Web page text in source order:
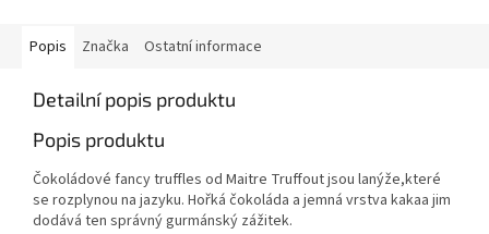
Popis Značka Ostatní informace
Detailní popis produktu
Popis produktu
Čokoládové fancy truffles od Maitre Truffout jsou lanýže,které
se rozplynou na jazyku. Hořká čokoláda a jemná vrstva kakaa jim
dodává ten správný gurmánský zážitek.